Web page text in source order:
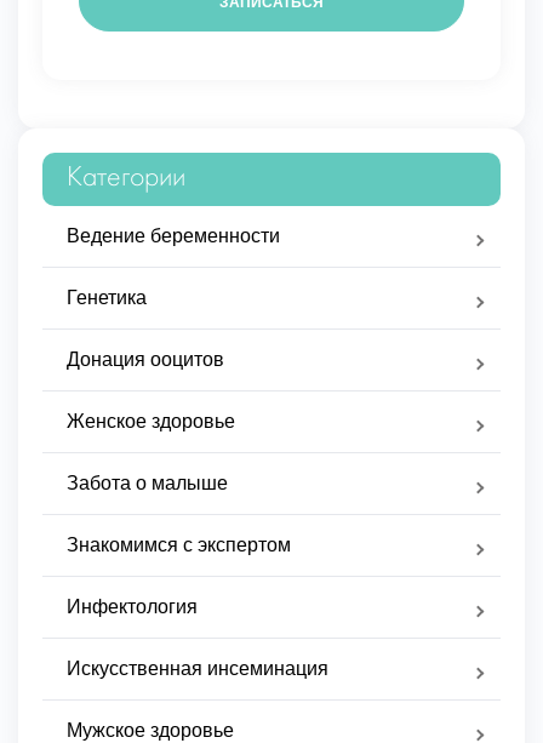
Категории
Ведение беременности
Генетика
Донация ооцитов
Женское здоровье
Забота о малыше
Знакомимся с экспертом
Инфектология
Искусственная инсеминация
Мужское здоровье